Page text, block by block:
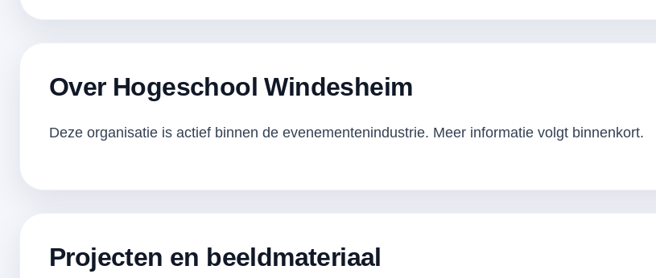
Over Hogeschool Windesheim
Deze organisatie is actief binnen de evenementenindustrie. Meer informatie volgt binnenkort.
Projecten en beeldmateriaal